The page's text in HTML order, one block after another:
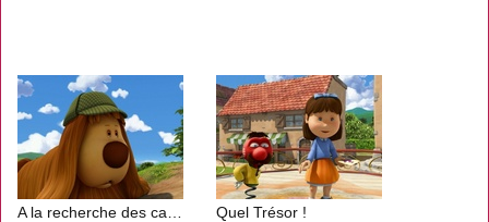
Quel Trésor !